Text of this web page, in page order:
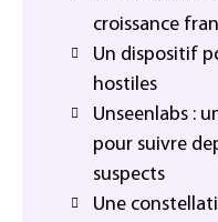
croissance
Un dispositif
hostiles
Unseenlabs :
pour suivre
suspects
Une